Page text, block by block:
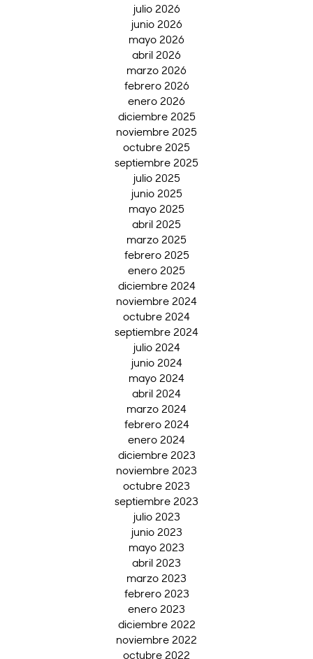
julio 2026
junio 2026
mayo 2026
abril 2026
marzo 2026
febrero 2026
enero 2026
diciembre 2025
noviembre 2025
octubre 2025
septiembre 2025
julio 2025
junio 2025
mayo 2025
abril 2025
marzo 2025
febrero 2025
enero 2025
diciembre 2024
noviembre 2024
octubre 2024
septiembre 2024
julio 2024
junio 2024
mayo 2024
abril 2024
marzo 2024
febrero 2024
enero 2024
diciembre 2023
noviembre 2023
octubre 2023
septiembre 2023
julio 2023
junio 2023
mayo 2023
abril 2023
marzo 2023
febrero 2023
enero 2023
diciembre 2022
noviembre 2022
octubre 2022